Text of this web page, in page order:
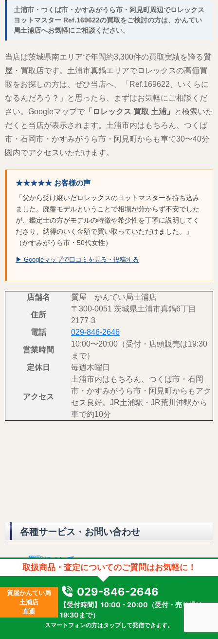
土浦市・つくば市・かすみがうら市・阿見町周辺でロレックス
ヨットマスター Ref.169622の買取をご検討の方は、かんてい
局土浦店へお気軽にご相談ください。
当店は茨城県南エリアで年間約3,300件の買取実績を誇る質
屋・買取店です。土浦市真鍋エリアでロレックスの高価買
取をお探しの方は、ぜひ当店へ。「Ref.169622、いくらに
なるんだろう？」と思ったら、まずはお気軽にご相談くだ
さい。Googleマップで 「ロレックス 買取 土浦」
と検索いた
だくと当店が表示されます。土浦市内はもちろん、つくば
市・石岡市・かすみがうら市・阿見町からも車で30〜40分
圏内でアクセスいただけます。
★★★★★ お客様の声
「父から受け継いだロレックスのヨットマスターを持ち込み
ました。廃盤モデルということで相場が分からず不安でした
が、鑑定士の方がモデルの特徴や希少性を丁寧に説明してく
ださり、納得のいく金額で買い取っていただけました。」
（かすみがうら市・50代女性）
▶ Googleマップで口コミを見る・投稿する
店舗名 質屋 かんてい局土浦店
住所
〒300-0051 茨城県土浦市真鍋6丁目
2177-3
電話
029-846-2646
営業時間
10:00〜20:00（受付・店頭販売は19:30
まで）
定休日
毎週木曜日
アクセス
土浦市内はもちろん、つくば市・石岡
市・かすみがうら市・阿見町からもアク
セス良好。JR土浦駅・JR荒川沖駅から
車で約10分
各種サービス・お問い合わせ
買取について
質預かり（ご融資）について
お問い合わせフォーム（無料査定・相談）
お問い合わせフォーム（無料査定）
取扱商品・査定についてのご質問はお気軽に！
質屋かんてい局
土浦店
直通
029-846-2646
【受付時間】10:00 - 20:00（受付・売り場は
19:30まで）
スマートフォンの方はタップして発信できます。